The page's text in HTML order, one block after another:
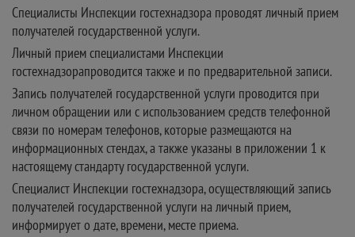
Специалисты Инспекции гостехнадзора проводят личный прием
получателей государственной услуги.
Личный прием специалистами Инспекции
гостехнадзорапроводится также и по предварительной записи.
Запись получателей государственной услуги проводится при
личном обращении или с использованием средств телефонной
связи по номерам телефонов, которые размещаются на
информационных стендах, а также указаны в приложении 1 к
настоящему стандарту государственной услуги.
Специалист Инспекции гостехнадзора, осуществляющий запись
получателей государственной услуги на личный прием,
информирует о дате, времени, месте приема.